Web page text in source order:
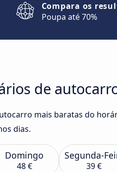
Compara os
Poupa até 70%
de
mais baratas do
dias.
Domingo
48 €
Segunda-
39 €